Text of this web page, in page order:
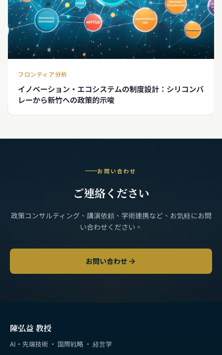
フロンティア分析
イノベーション・エコシステムの制度設計：シリコンバ
レーから新竹への政策的示唆
お問い合わせ
ご連絡ください
政策コンサルティング、講演依頼、学術連携など、お気軽にお問
い合わせください。
お問い合わせ
陳弘益 教授
AI・先端技術 · 国際戦略 · 経営学